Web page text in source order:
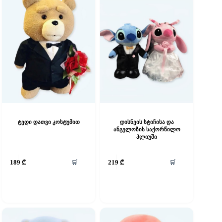
ტედი დათვი კოსტუმით
189₾ 🛒
დისნეის სტიჩისა და
ანგელოზის საქორწილო
პლიუში
219₾ 🛒